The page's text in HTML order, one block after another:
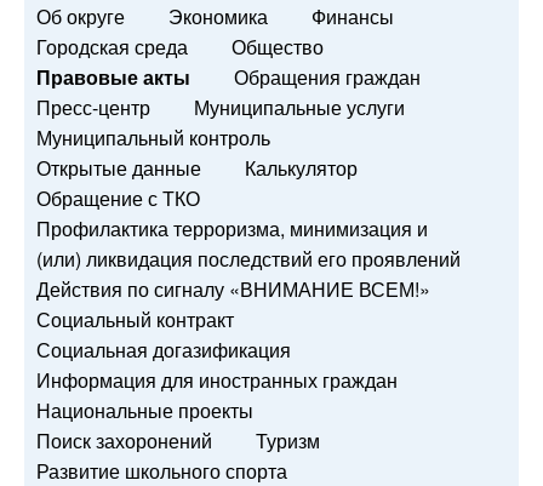
Об округе Экономика
Финансы
Городская среда
Общество
Правовые акты
Обращения граждан
Пресс-центр
Муниципальные услуги
Муниципальный контроль
Открытые данные
Калькулятор
Обращение с ТКО
Профилактика терроризма, минимизация и
(или) ликвидация последствий его проявлений
Действия по сигналу «ВНИМАНИЕ ВСЕМ!»
Социальный контракт
Социальная догазификация
Информация для иностранных граждан
Национальные проекты
Поиск захоронений
Туризм
Развитие школьного спорта